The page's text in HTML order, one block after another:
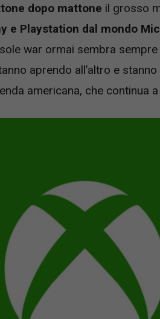
dopo mattone il grosso
e Playstation dal mondo
war ormai sembra
aprendo all’altro e
americana, che continua